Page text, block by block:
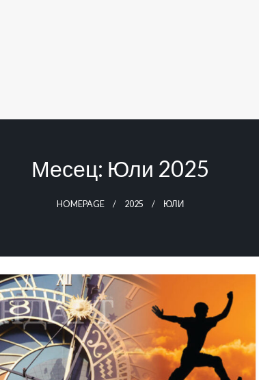
Месец: Юли 2025
HOMEPAGE 2025 ЮЛИ